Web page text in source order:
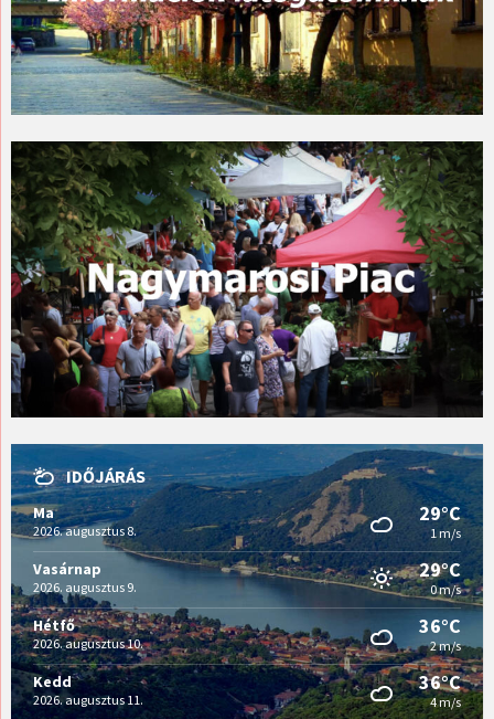
IDŐJÁRÁS
Ma
2026. augusztus 8.
29°C
1 m/s
Vasárnap
2026. augusztus 9.
29°C
0 m/s
Hétfő
2026. augusztus 10.
36°C
2 m/s
Kedd
2026. augusztus 11.
36°C
4 m/s